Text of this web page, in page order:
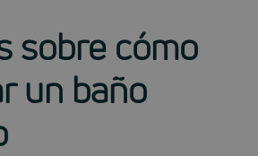
sobre cómo
un baño